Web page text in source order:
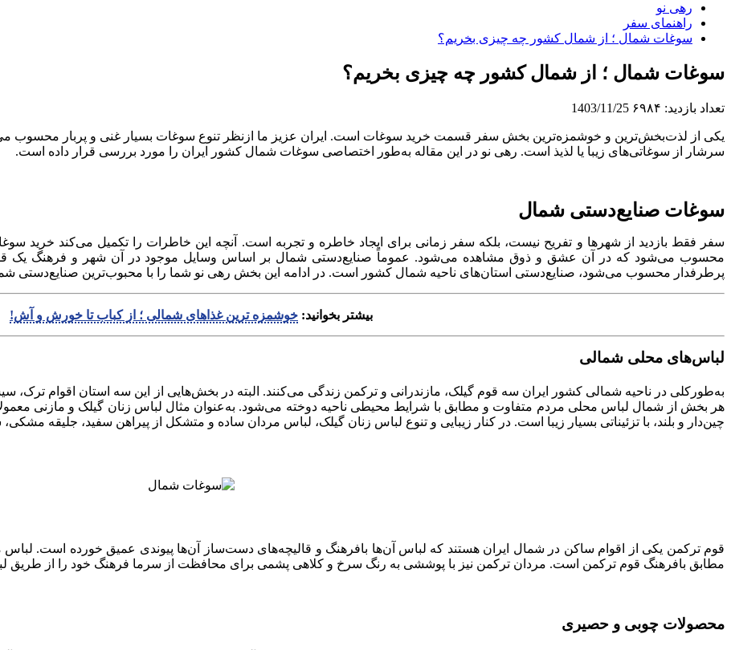
رهی نو
راهنمای سفر
سوغات شمال ؛ از شمال کشور چه چیزی بخریم؟
سوغات شمال ؛ از شمال کشور چه چیزی بخریم؟
تعداد بازدید: ۶۹۸۴ 1403/11/25
یکی از لذت‌بخش‌ترین و خوشمزه‌ترین بخش سفر قسمت خرید سوغات است. ایران عزیز ما ازنظر تنوع سوغات بسیار غنی و پربار محسوب
سرشار از سوغاتی‌های زیبا یا لذیذ است. رهی نو در این مقاله به‌طور اختصاصی سوغات شمال کشور ایران را مورد بررسی قرار داده است.
سوغات صنایع‌دستی شمال
سفر فقط بازدید از شهرها و تفریح نیست، بلکه سفر زمانی برای ایجاد خاطره و تجربه است. آنچه این خاطرات را تکمیل می‌کند
محسوب می‌شود که در آن عشق و ذوق مشاهده می‌شود. عموماً صنایع‌دستی شمال بر اساس وسایل موجود در آن شهر و فرهنگ یک
پرطرفدار محسوب می‌شود، صنایع‌دستی استان‌های ناحیه شمال کشور است. در ادامه این بخش رهی نو شما را با محبوب‌ترین صنایع‌دستی
بیشتر بخوانید: خوشمزه ترین غذاهای شمالی ؛ از کباب تا خورش و آش!
لباس‌های محلی شمالی
به‌طورکلی در ناحیه شمالی کشور ایران سه قوم گیلک، مازندرانی و ترکمن زندگی می‌کنند. البته در بخش‌هایی از این سه استان اقوام ترک،
هر بخش از شمال لباس محلی مردم متفاوت و مطابق با شرایط محیطی ناحیه دوخته می‌شود. به‌عنوان مثال لباس زنان گیلک و مازنی
چین‌دار و بلند، با تزئیناتی بسیار زیبا است. در کنار زیبایی و تنوع لباس زنان گیلک، لباس مردان ساده و متشکل از پیراهن سفید، جلیقه
قوم ترکمن یکی از اقوام ساکن در شمال ایران هستند که لباس آن‌ها بافرهنگ و قالیچه‌های دست‌ساز آن‌ها پیوندی عمیق خورده است. لباس
مطابق بافرهنگ قوم ترکمن است. مردان ترکمن نیز با پوششی به رنگ سرخ و کلاهی پشمی برای محافظت از سرما فرهنگ خود را از طریق
محصولات چوبی و حصیری